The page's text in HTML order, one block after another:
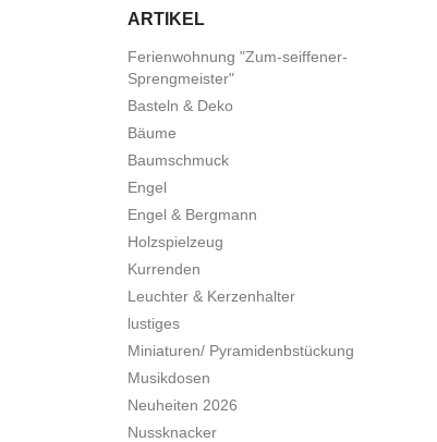
ARTIKEL
Ferienwohnung "Zum-seiffener-
Sprengmeister"
Basteln & Deko
Bäume
Baumschmuck
Engel
Engel & Bergmann
Holzspielzeug
Kurrenden
Leuchter & Kerzenhalter
lustiges
Miniaturen/ Pyramidenbstückung
Musikdosen
Neuheiten 2026
Nussknacker